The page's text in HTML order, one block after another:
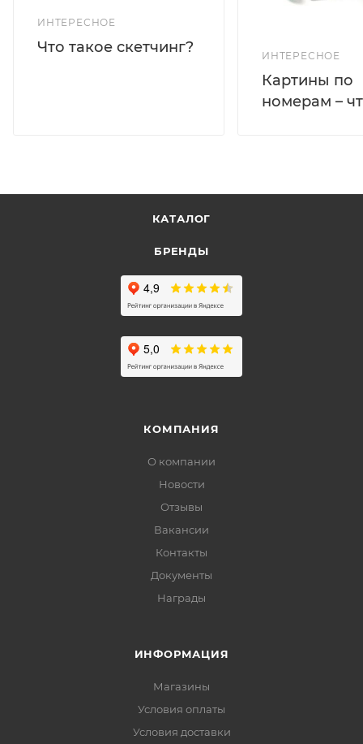
ИНТЕРЕСНОЕ
Что такое скетчинг?
ИНТЕРЕСНОЕ
Картины по
номерам –
КАТАЛОГ
БРЕНДЫ
КОМПАНИЯ
О компании
Новости
Отзывы
Вакансии
Контакты
Документы
Награды
ИНФОРМАЦИЯ
Магазины
Условия оплаты
Условия доставки